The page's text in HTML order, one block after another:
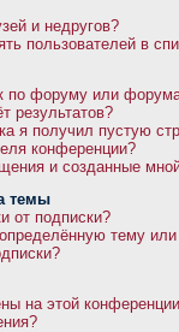
и недругов?
пользователей в
по форуму или
результатов?
я получил пустую
конференции?
и созданные
темы
от подписки?
тему
на этой